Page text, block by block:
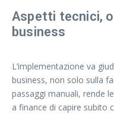
Aspetti tecnici,
business
L’implementazione va
business, non solo sulla
passaggi manuali, rende
a finance di capire subito